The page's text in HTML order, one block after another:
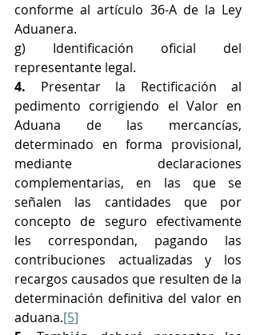
conforme al artículo 36-A de la Ley
Aduanera.
g) Identificación oficial del
representante legal.
4. Presentar la Rectificación al
pedimento corrigiendo el Valor en
Aduana de las mercancías,
determinado en forma provisional,
mediante declaraciones
complementarias, en las que se
señalen las cantidades que por
concepto de seguro efectivamente
les correspondan, pagando las
contribuciones actualizadas y los
recargos causados que resulten de la
determinación definitiva del valor en
aduana.[5]